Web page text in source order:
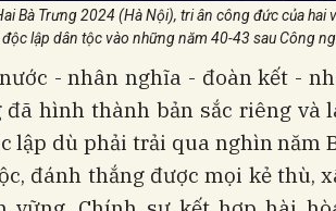
Bà Trưng 2024 (Hà Nội), tri ân công đức của
lập dân tộc vào những năm 40-43 sau Công
- nhân nghĩa - đoàn kết -
hình thành bản sắc riêng và
lập dù phải trải qua nghìn năm
đánh thắng được mọi kẻ thù,